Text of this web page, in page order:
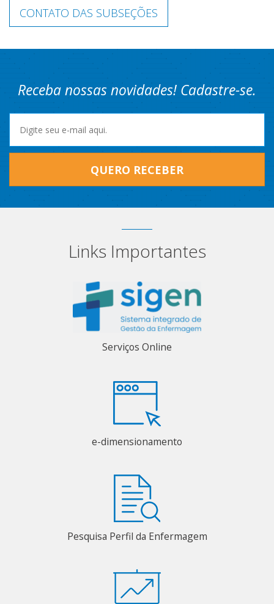
CONTATO DAS SUBSEÇÕES
Receba nossas novidades! Cadastre-se.
QUERO RECEBER
Links Importantes
Serviços Online
e-dimensionamento
Pesquisa Perfil da Enfermagem